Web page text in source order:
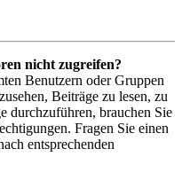
nicht zugreifen?
Benutzern oder Gruppen
Beiträge zu lesen, zu
durchzuführen, brauchen Sie
Fragen Sie einen
entsprechenden